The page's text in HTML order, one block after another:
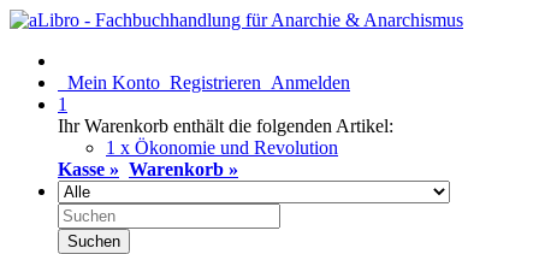
Mein Konto Registrieren Anmelden
1
Ihr Warenkorb enthält die folgenden Artikel:
1 x Ökonomie und Revolution
Kasse » Warenkorb »
Suchen